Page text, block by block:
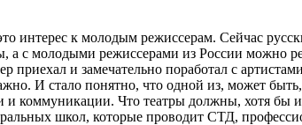
интерес к молодым режиссерам. Сейчас
а с молодыми режиссерами из России можно
и замечательно поработал с
И стало понятно, что одной из, может
коммуникации. Что театры должны, хотя бы
школ, которые проводит СТД,